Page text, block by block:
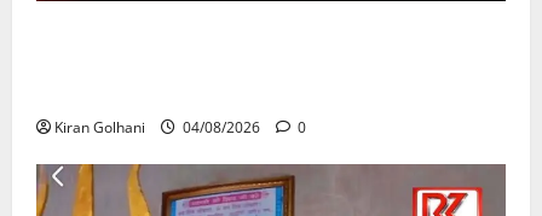
Kiran Golhani 04/08/2026 0